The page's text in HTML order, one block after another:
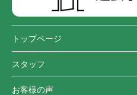
トップページ
スタッフ
お客様の声